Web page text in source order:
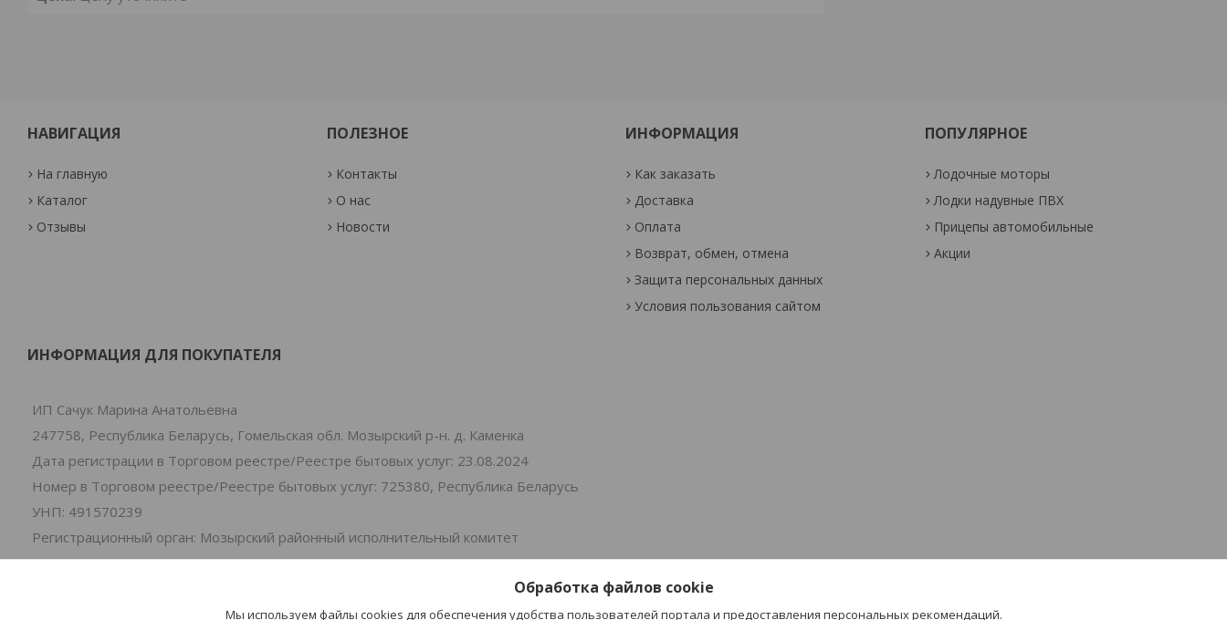
НАВИГАЦИЯ
На главную
Каталог
Отзывы
ПОЛЕЗНОЕ
Контакты
О нас
Новости
ИНФОРМАЦИЯ
Как заказать
Доставка
Оплата
Возврат, обмен, отмена
Защита персональных данных
Условия пользования сайтом
ПОПУЛЯРНОЕ
Лодочные моторы
Лодки надувные ПВХ
Прицепы автомобильные
Акции
ИНФОРМАЦИЯ ДЛЯ ПОКУПАТЕЛЯ
ИП Сачук Марина Анатольевна
247758, Республика Беларусь, Гомельская обл. Мозырский р-н. д. Каменка
Дата регистрации в Торговом реестре/Реестре бытовых услуг: 23.08.2024
Номер в Торговом реестре/Реестре бытовых услуг: 725380, Республика Беларусь
УНП: 491570239
Регистрационный орган: Мозырский районный исполнительный комитет
Дата регистрации компании: 01.07.2024
Местонахождение книги замечаний и предложений: 2-я Витебская 30
Обработка файлов cookie
Мы используем файлы cookies для обеспечения удобства пользователей портала и предоставления персональных рекомендаций.